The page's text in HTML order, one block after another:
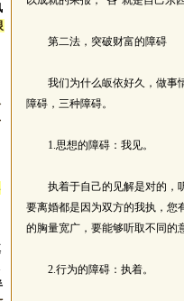
第二法，突破财富的障碍
我们为什么皈依好久，做事情
障碍，三种障碍。
1.思想的障碍：我见。
执着于自己的见解是对的，听
要离婚都是因为双方的我执，您
的胸量宽广，要能够听取不同的
2.行为的障碍：执着。